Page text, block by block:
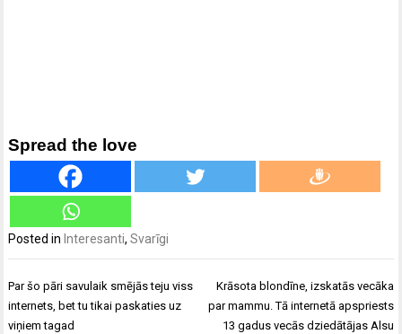
Spread the love
Posted in Interesanti,Svarīgi
Ziņu
izvēlne
Par šo pāri savulaik smējās teju viss
internets, bet tu tikai paskaties uz
viņiem tagad
Krāsota blondīne, izskatās vecāka
par mammu. Tā internetā apspriests
13 gadus vecās dziedātājas Alsu